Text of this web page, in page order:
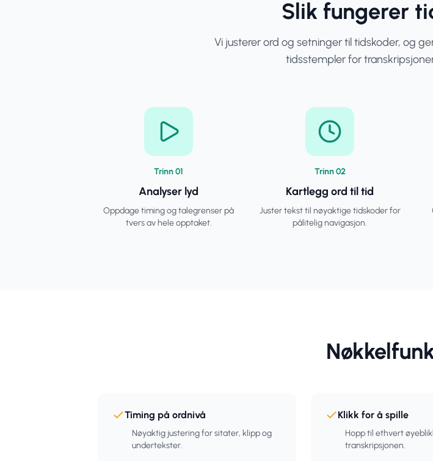
Slik fungerer
Vi justerer ord og setninger til tidskoder, og
tidsstempler for
Trinn01
Analyser lyd
Oppdage timing og talegrenser på
tvers av hele opptaket.
Trinn02
Kartlegg ord til tid
Juster tekst til nøyaktige tidskoder for
pålitelig navigasjon.
Timing på ordnivå
Nøyaktig justering for sitater, klipp og
undertekster.
Klikk for å spille
Hopp til ethvert
transkripsjonen.